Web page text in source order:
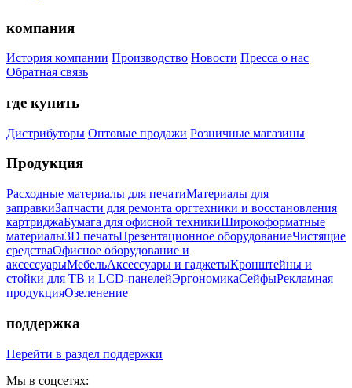
компания
История компании Производство Новости Пресса о нас
Обратная связь
где купить
Дистрибуторы Оптовые продажи Розничные магазины
Продукция
Расходные материалы для печатиМатериалы для
заправкиЗапчасти для ремонта оргтехники и восстановления
картриджаБумага для офисной техникиШирокоформатные
материалы3D печатьПрезентационное оборудованиеЧистящие
средстваОфисное оборудование и
аксессуарыМебельАксессуары и гаджетыКронштейны и
стойки для ТВ и LCD-панелейЭргономикаСейфыРекламная
продукцияОзеленение
поддержка
Перейти в раздел поддержки
Мы в соцсетях: